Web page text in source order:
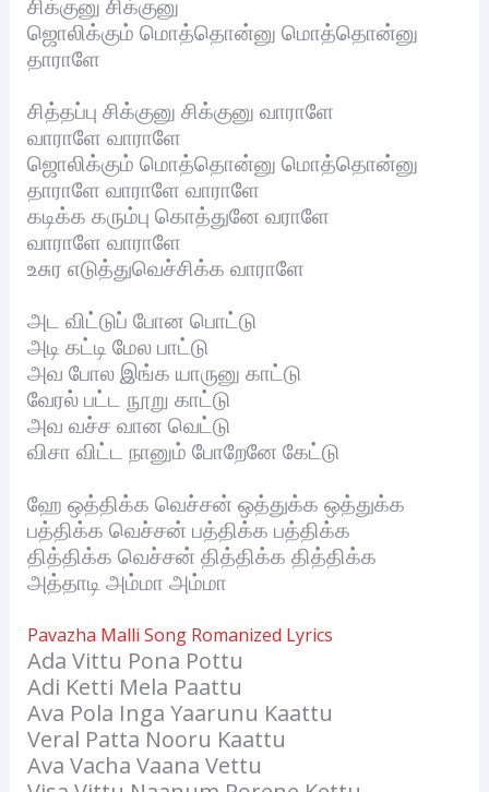
சிக்குனு சிக்குனு
ஜொலிக்கும் மொத்தொன்னு மொத்தொன்னு
தாராளே
சித்தப்பு சிக்குனு சிக்குனு வாராளே
வாராளே வாராளே
ஜொலிக்கும் மொத்தொன்னு மொத்தொன்னு
தாராளே வாராளே வாராளே
கடிக்க கரும்பு கொத்துனே வராளே
வாராளே வாராளே
உசுர எடுத்துவெச்சிக்க வாராளே
அட விட்டுப் போன பொட்டு
அடி கட்டி மேல பாட்டு
அவ போல இங்க யாருனு காட்டு
வேரல் பட்ட நூறு காட்டு
அவ வச்ச வான வெட்டு
விசா விட்ட நானும் போறேனே கேட்டு
ஹே ஒத்திக்க வெச்சன் ஒத்துக்க ஒத்துக்க
பத்திக்க வெச்சன் பத்திக்க பத்திக்க
தித்திக்க வெச்சன் தித்திக்க தித்திக்க
அத்தாடி அம்மா அம்மா
Pavazha Malli Song Romanized Lyrics
Ada Vittu Pona Pottu
Adi Ketti Mela Paattu
Ava Pola Inga Yaarunu Kaattu
Veral Patta Nooru Kaattu
Ava Vacha Vaana Vettu